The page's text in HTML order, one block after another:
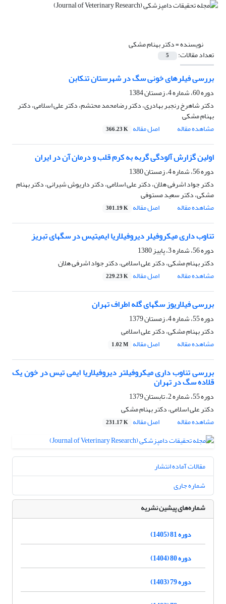
نویسنده =دکتر بهنام مشکی
تعداد مقالات: 5
بررسی فیلرهای خونی سگ در شهرستان تنکابن
دوره 60، شماره 4، زمستان 1384
دکتر شاهرخ رنجبر بهادری، دکتر رضامحمد محتشم، دکتر علی اسلامی، دکتر
بهنام مشکی
مشاهده مقاله
اصل مقاله 366.23 K
اولین گزارش آلودگی گربه به کرم قلب و درمان آن در ایران
دوره 56، شماره 4، زمستان 1380
دکتر جواد اشرفی هلان، دکتر علی اسلامی، دکتر داریوش شیرانی، دکتر بهنام
مشکی، دکتر سعید مستوفی
مشاهده مقاله
اصل مقاله 301.19 K
تناوب داری میکروفیلر دیروفیلاریا ایمیتیس در سگهای تبریز
دوره 56، شماره 3، پاییز 1380
دکتر بهنام مشکی، دکتر علی اسلامی، دکتر جواد اشرفی هلان
مشاهده مقاله
اصل مقاله 229.23 K
بررسی فیلاریوز سگهای گله اطراف تهران
دوره 55، شماره 4، زمستان 1379
دکتر بهنام مشکی، دکتر علی اسلامی
مشاهده مقاله
اصل مقاله 1.02 M
بررسی تناوب داری میکروفیلتر دیروفیلاریا ایمی تیس در خون یک
قلاده سگ در تهران
دوره 55، شماره 2، تابستان 1379
دکتر علی اسلامی، دکتر بهنام مشکی
مشاهده مقاله
اصل مقاله 231.17 K
مقالات آماده انتشار
شماره جاری
شماره‌های پیشین نشریه
دوره 81 (1405)
دوره 80 (1404)
دوره 79 (1403)